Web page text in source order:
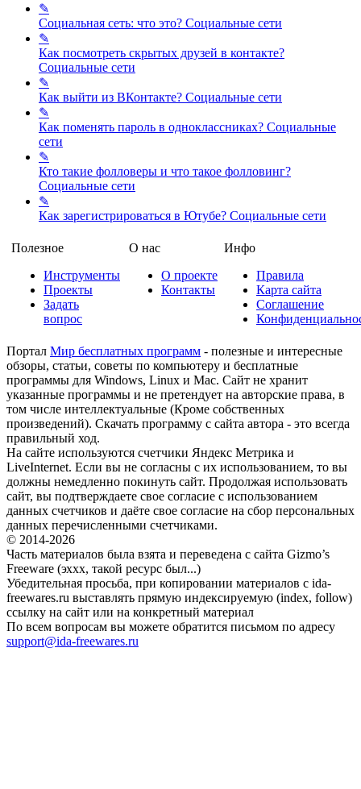
✎
Социальная сеть: что это? Социальные сети
✎
Как посмотреть скрытых друзей в контакте?
Социальные сети
✎
Как выйти из ВКонтакте? Социальные сети
✎
Как поменять пароль в одноклассниках? Социальные
сети
✎
Кто такие фолловеры и что такое фолловинг?
Социальные сети
✎
Как зарегистрироваться в Ютубе? Социальные сети
Полезное
Инструменты
Проекты
Задать
вопрос
О нас
О проекте
Контакты
Инфо
Правила
Карта сайта
Соглашение
Портал Мир бесплатных программ - полезные и интересные
обзоры, статьи, советы по компьютеру и бесплатные
программы для Windows, Linux и Mac. Сайт не хранит
указанные программы и не претендует на авторские права, в
том числе интеллектуальные (Кроме собственных
произведений). Скачать программу с сайта автора - это всегда
правильный ход.
На сайте используются счетчики Яндекс Метрика и
LiveInternet. Если вы не согласны с их использованием, то вы
должны немедленно покинуть сайт. Продолжая использовать
сайт, вы подтверждаете свое согласие с использованием
данных счетчиков и даёте свое согласие на сбор персональных
данных перечисленными счетчиками.
© 2014-2026
Часть материалов была взята и переведена с сайта Gizmo’s
Freeware (эххх, такой ресурс был...)
Убедительная просьба, при копировании материалов с ida-
freewares.ru выставлять прямую индексируемую (index, follow)
ссылку на сайт или на конкретный материал
По всем вопросам вы можете обратится письмом по адресу
support@ida-freewares.ru